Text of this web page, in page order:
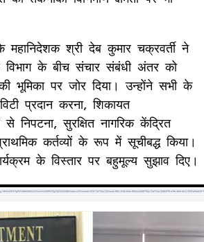
श्री देब कुमार चक्रवर्ती ने
विभाग के बीच संचार संबंधी अंतर को
भूमिका पर जोर दिया। उन्होंने सभी के
प्रदान करना, शिकायत
निपटना, सुरक्षित नागरिक केंद्रित
कर्तव्यों के रूप में सूचीबद्ध किया।
के विस्तार पर बहुमूल्य सुझाव दिए।